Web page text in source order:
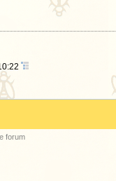
forum